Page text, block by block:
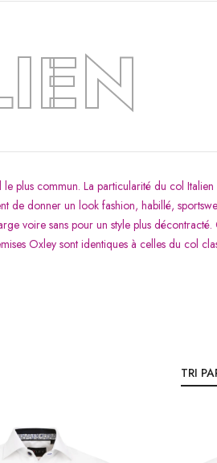
plus commun. La particularité du col Italien
de donner un look fashion, habillé,
voire sans pour un style plus
Oxley sont identiques à celles du col